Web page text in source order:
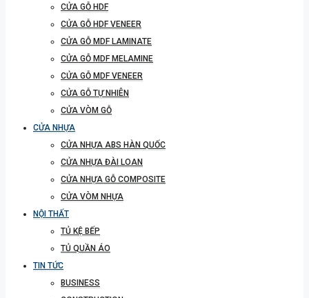
CỬA GỖ HDF
CỬA GỖ HDF VENEER
CỬA GỖ MDF LAMINATE
CỬA GỖ MDF MELAMINE
CỬA GỖ MDF VENEER
CỬA GỖ TỰ NHIÊN
CỬA VÒM GỖ
CỬA NHỰA
CỬA NHỰA ABS HÀN QUỐC
CỬA NHỰA ĐÀI LOAN
CỬA NHỰA GỖ COMPOSITE
CỬA VÒM NHỰA
NỘI THẤT
TỦ KỆ BẾP
TỦ QUẦN ÁO
TIN TỨC
BUSINESS